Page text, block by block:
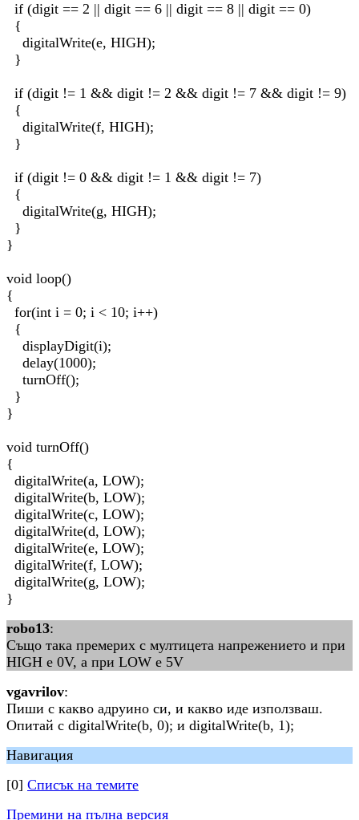
if (digit == 2 || digit == 6 || digit == 8 || digit == 0)
{
digitalWrite(e, HIGH);
}
if (digit != 1 && digit != 2 && digit != 7 && digit != 9)
{
digitalWrite(f, HIGH);
}
if (digit != 0 && digit != 1 && digit != 7)
{
digitalWrite(g, HIGH);
}
}
void loop()
{
for(int i = 0; i < 10; i++)
{
displayDigit(i);
delay(1000);
turnOff();
}
}
void turnOff()
{
digitalWrite(a, LOW);
digitalWrite(b, LOW);
digitalWrite(c, LOW);
digitalWrite(d, LOW);
digitalWrite(e, LOW);
digitalWrite(f, LOW);
digitalWrite(g, LOW);
}
robo13:
Също така премерих с мултицета напрежението и при
HIGH е 0V, а при LOW e 5V
vgavrilov:
Пиши с какво адруино си, и какво иде използваш.
Опитай с digitalWrite(b, 0); и digitalWrite(b, 1);
Навигация
[0] Списък на темите
Премини на пълна версия